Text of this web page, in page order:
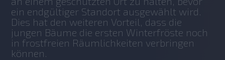
ein endgültiger Standort ausgewählt wird.
Dies hat den weiteren Vorteil, dass die
jungen Bäume die ersten Winterfröste noch
in frostfreien Räumlichkeiten verbringen
können.